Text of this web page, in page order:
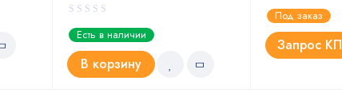
Есть в наличии
В корзину
Под заказ
Запрос КП